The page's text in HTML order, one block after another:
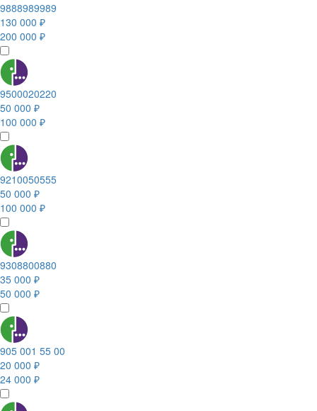
9888989989
130 000 ₽
200 000 ₽
9500020220
50 000 ₽
100 000 ₽
9210050555
50 000 ₽
100 000 ₽
9308800880
35 000 ₽
50 000 ₽
905 001 55 00
20 000 ₽
24 000 ₽